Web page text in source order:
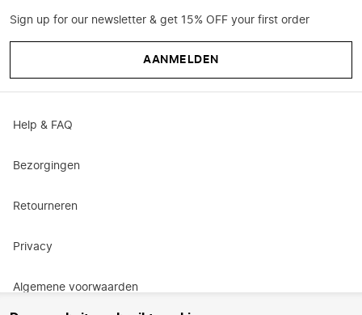
Sign up for our newsletter & get 15% OFF your first order
AANMELDEN
Help & FAQ
Bezorgingen
Retourneren
Privacy
Algemene voorwaarden